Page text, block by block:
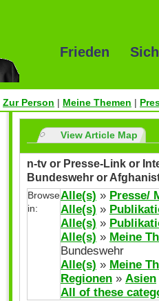
Frieden
Zur Person | Meine Themen |
View Article Map
n-tv or Presse-Link or
Bundeswehr or
Browse
in:
Alle(s) » Presse/
Alle(s) »
Alle(s) »
Alle(s) » Meine
Bundeswehr
Alle(s) » Meine
Regionen » Asien
All of these